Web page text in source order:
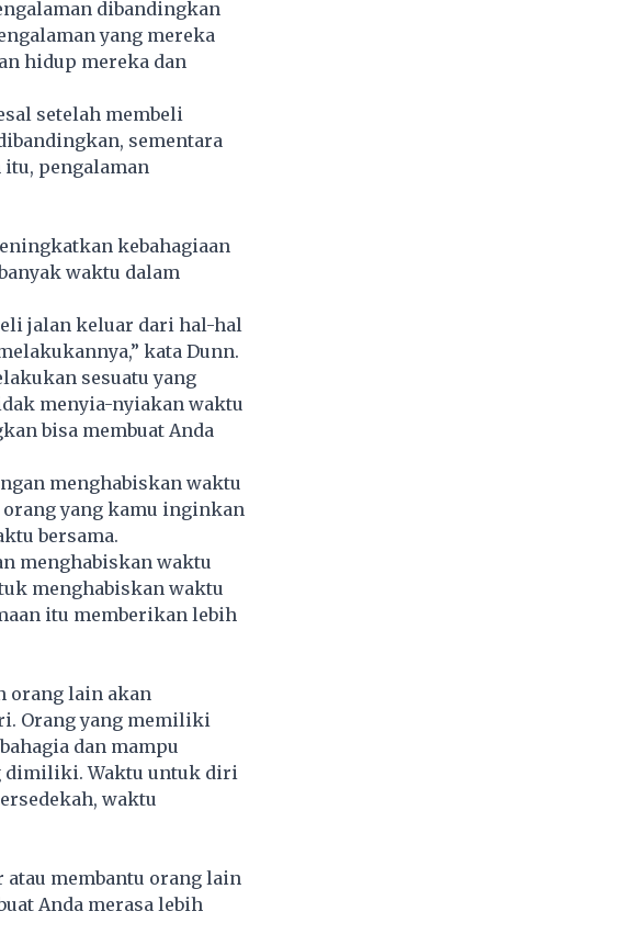
dibandingkan
yang mereka
hidup mereka dan
setelah membeli
sementara
pengalaman
kebahagiaan
waktu dalam
jalan keluar dari hal-hal
kata Dunn.
sesuatu yang
menyia-nyiakan waktu
bisa membuat Anda
menghabiskan waktu
orang yang kamu inginkan
bersama.
menghabiskan waktu
menghabiskan waktu
itu memberikan lebih
orang lain akan
Orang yang memiliki
dan mampu
dimiliki. Waktu untuk diri
waktu
membantu orang lain
Anda merasa lebih